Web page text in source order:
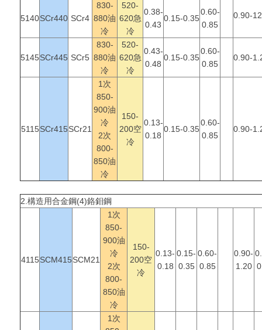
5140SCr440 SCr4
830-
880油
冷
520-
620急
冷
0.38-
0.43
0.15-0.35
0.60-
0.85
0.90-
5145SCr445 SCr5
830-
880油
冷
520-
620急
冷
0.43-
0.48
0.15-0.35
0.60-
0.85
0.90-
5115SCr415SCr21
1次
850-
900油
冷
2次
800-
850油
冷
150-
200空
冷
0.13-
0.18
0.15-0.35
0.60-
0.85
0.90-
2.構造用合金鋼(4)鉻鉬鋼
4115SCM415SCM21
1次
850-
900油
冷
2次
800-
850油
冷
150-
200空
冷
0.13-
0.18
0.15-
0.35
0.60-
0.85
0.90-
1.20
1次